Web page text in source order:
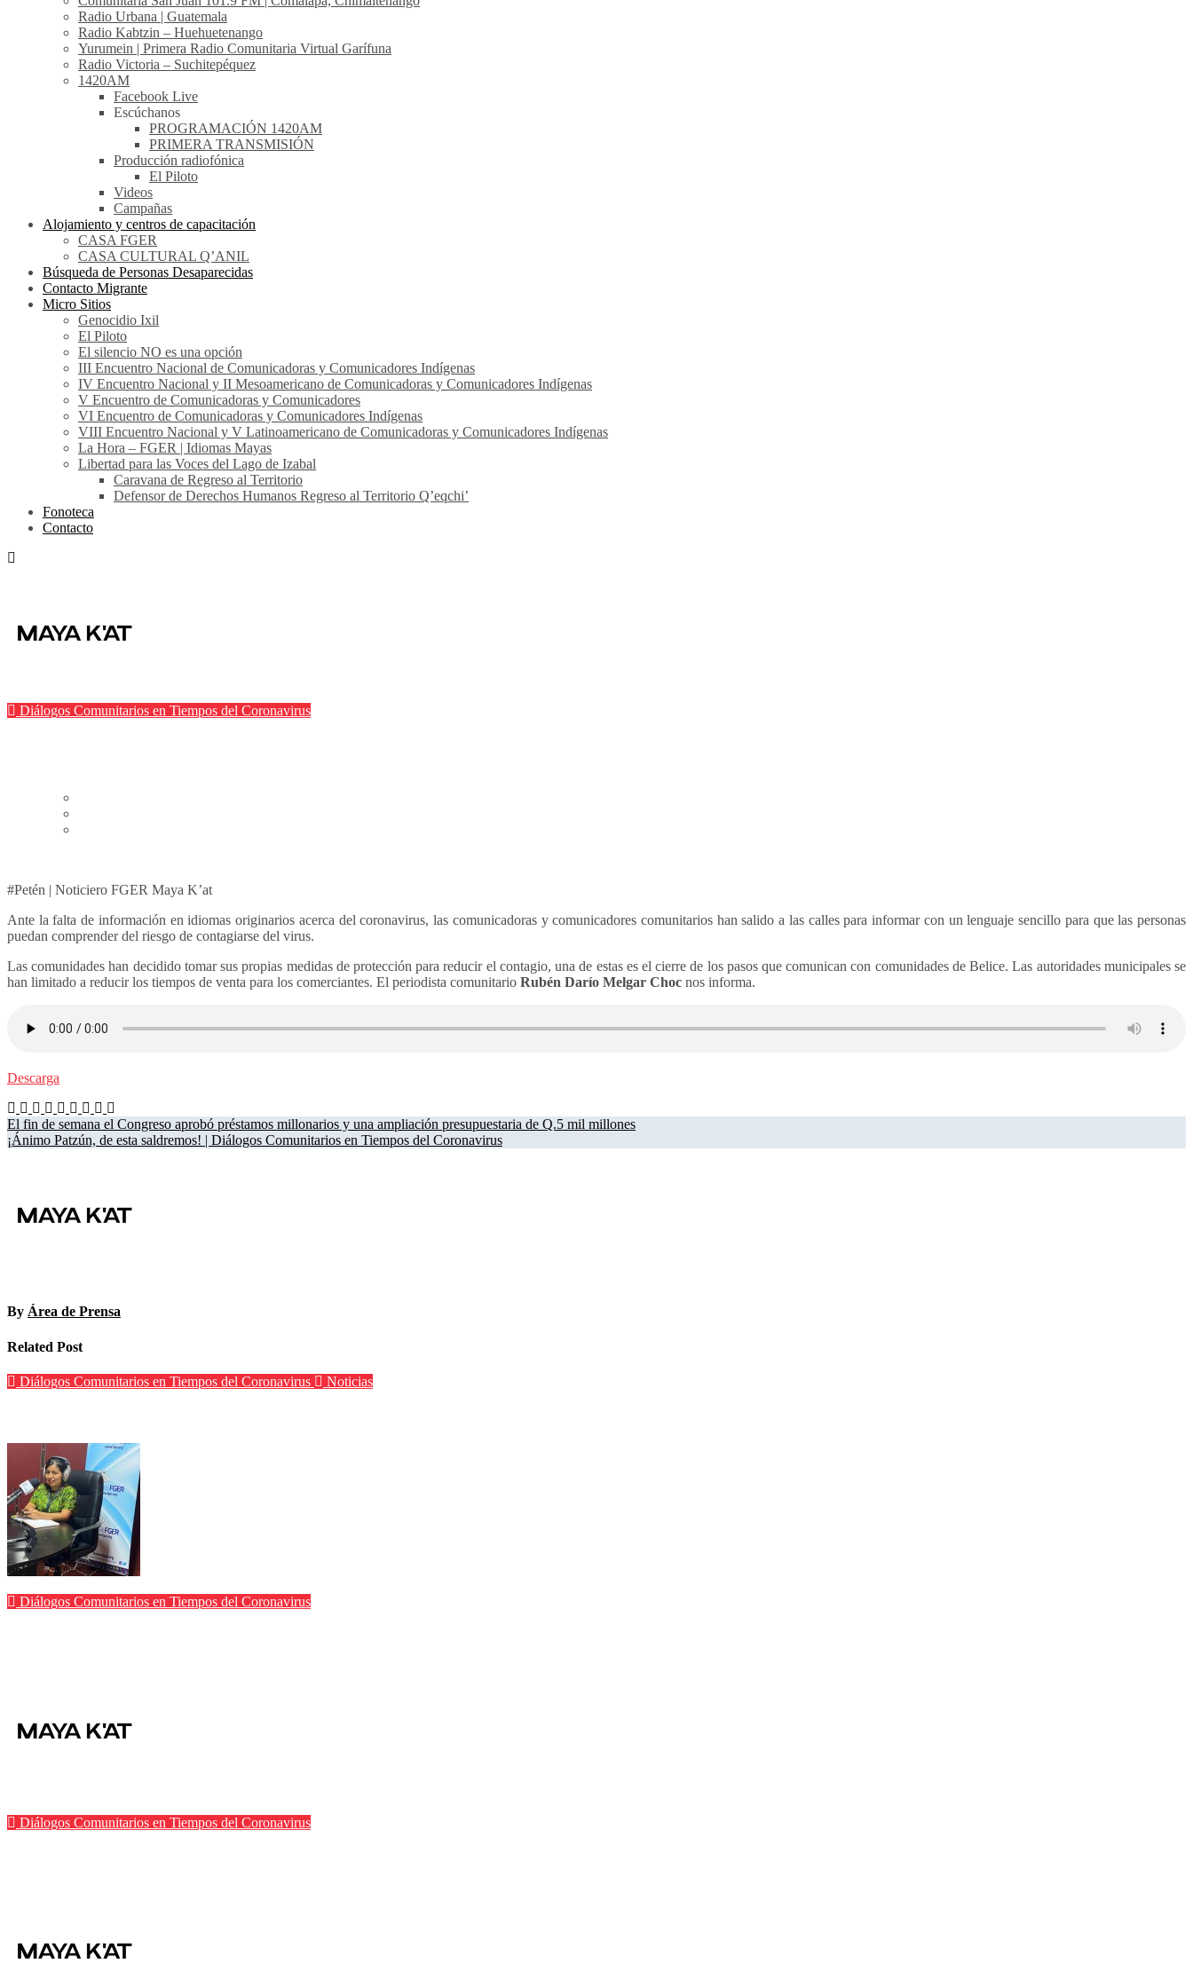
Radio Urbana | Guatemala
Radio Kabtzin – Huehuetenango
Yurumein | Primera Radio Comunitaria Virtual Garífuna
Radio Victoria – Suchitepéquez
1420AM
Facebook Live
Escúchanos
PROGRAMACIÓN 1420AM
PRIMERA TRANSMISIÓN
Producción radiofónica
El Piloto
Videos
Campañas
Alojamiento y centros de capacitación
CASA FGER
CASA CULTURAL Q’ANIL
Búsqueda de Personas Desaparecidas
Contacto Migrante
Micro Sitios
Genocidio Ixil
El Piloto
El silencio NO es una opción
III Encuentro Nacional de Comunicadoras y Comunicadores Indígenas
IV Encuentro Nacional y II Mesoamericano de Comunicadoras y Comunicadores Indígenas
V Encuentro de Comunicadoras y Comunicadores
VI Encuentro de Comunicadoras y Comunicadores Indígenas
VIII Encuentro Nacional y V Latinoamericano de Comunicadoras y Comunicadores Indígenas
La Hora – FGER | Idiomas Mayas
Libertad para las Voces del Lago de Izabal
Caravana de Regreso al Territorio
Defensor de Derechos Humanos Regreso al Territorio Q’eqchi’
Fonoteca
Contacto
Diálogos Comunitarios en Tiempos del Coronavirus
#Petén | Noticiero FGER Maya K’at
Ante la falta de información en idiomas originarios acerca del coronavirus, las comunicadoras y comunicadores comunitarios han salido a las calles para informar con un lenguaje sencillo para que las personas
puedan comprender del riesgo de contagiarse del virus.
Las comunidades han decidido tomar sus propias medidas de protección para reducir el contagio, una de estas es el cierre de los pasos que comunican con comunidades de Belice. Las autoridades municipales se
han limitado a reducir los tiempos de venta para los comerciantes. El periodista comunitario Rubén Darío Melgar Choc nos informa.
Descarga
Navegación
de
El fin de semana el Congreso aprobó préstamos millonarios y una ampliación presupuestaria de Q.5 mil millones
¡Ánimo Patzún, de esta saldremos! | Diálogos Comunitarios en Tiempos del Coronavirus
By Área de Prensa
Related Post
Diálogos Comunitarios en Tiempos del Coronavirus Noticias
Diálogos Comunitarios en Tiempos del Coronavirus
Diálogos Comunitarios en Tiempos del Coronavirus